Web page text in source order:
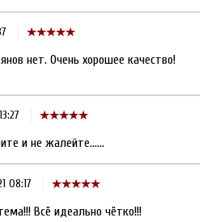
нет. Очень хорошее качество!
и не жалейте......
08:17
Всё идеально чётко!!!